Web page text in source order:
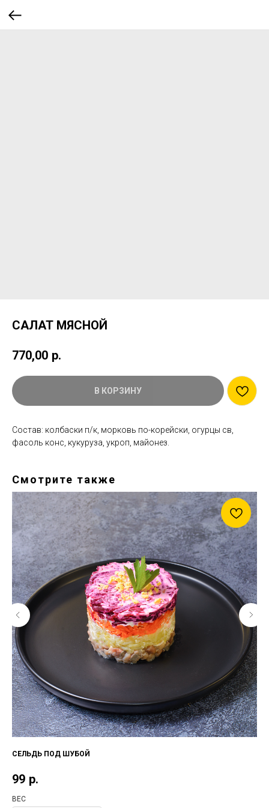
САЛАТ МЯСНОЙ
770,00 р.
В КОРЗИНУ
Состав: колбаски п/к, морковь по-корейски, огурцы св,
фасоль конс, кукуруза, укроп, майонез.
Смотрите также
СЕЛЬДЬ ПОД ШУБОЙ
99 р.
ВЕС